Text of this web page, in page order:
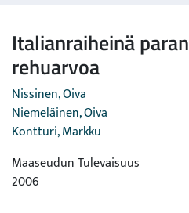
Italianraiheinä
rehuarvoa
Nissinen, Oiva
Niemeläinen, Oiva
Kontturi, Markku
Maaseudun Tulevaisuus
2006